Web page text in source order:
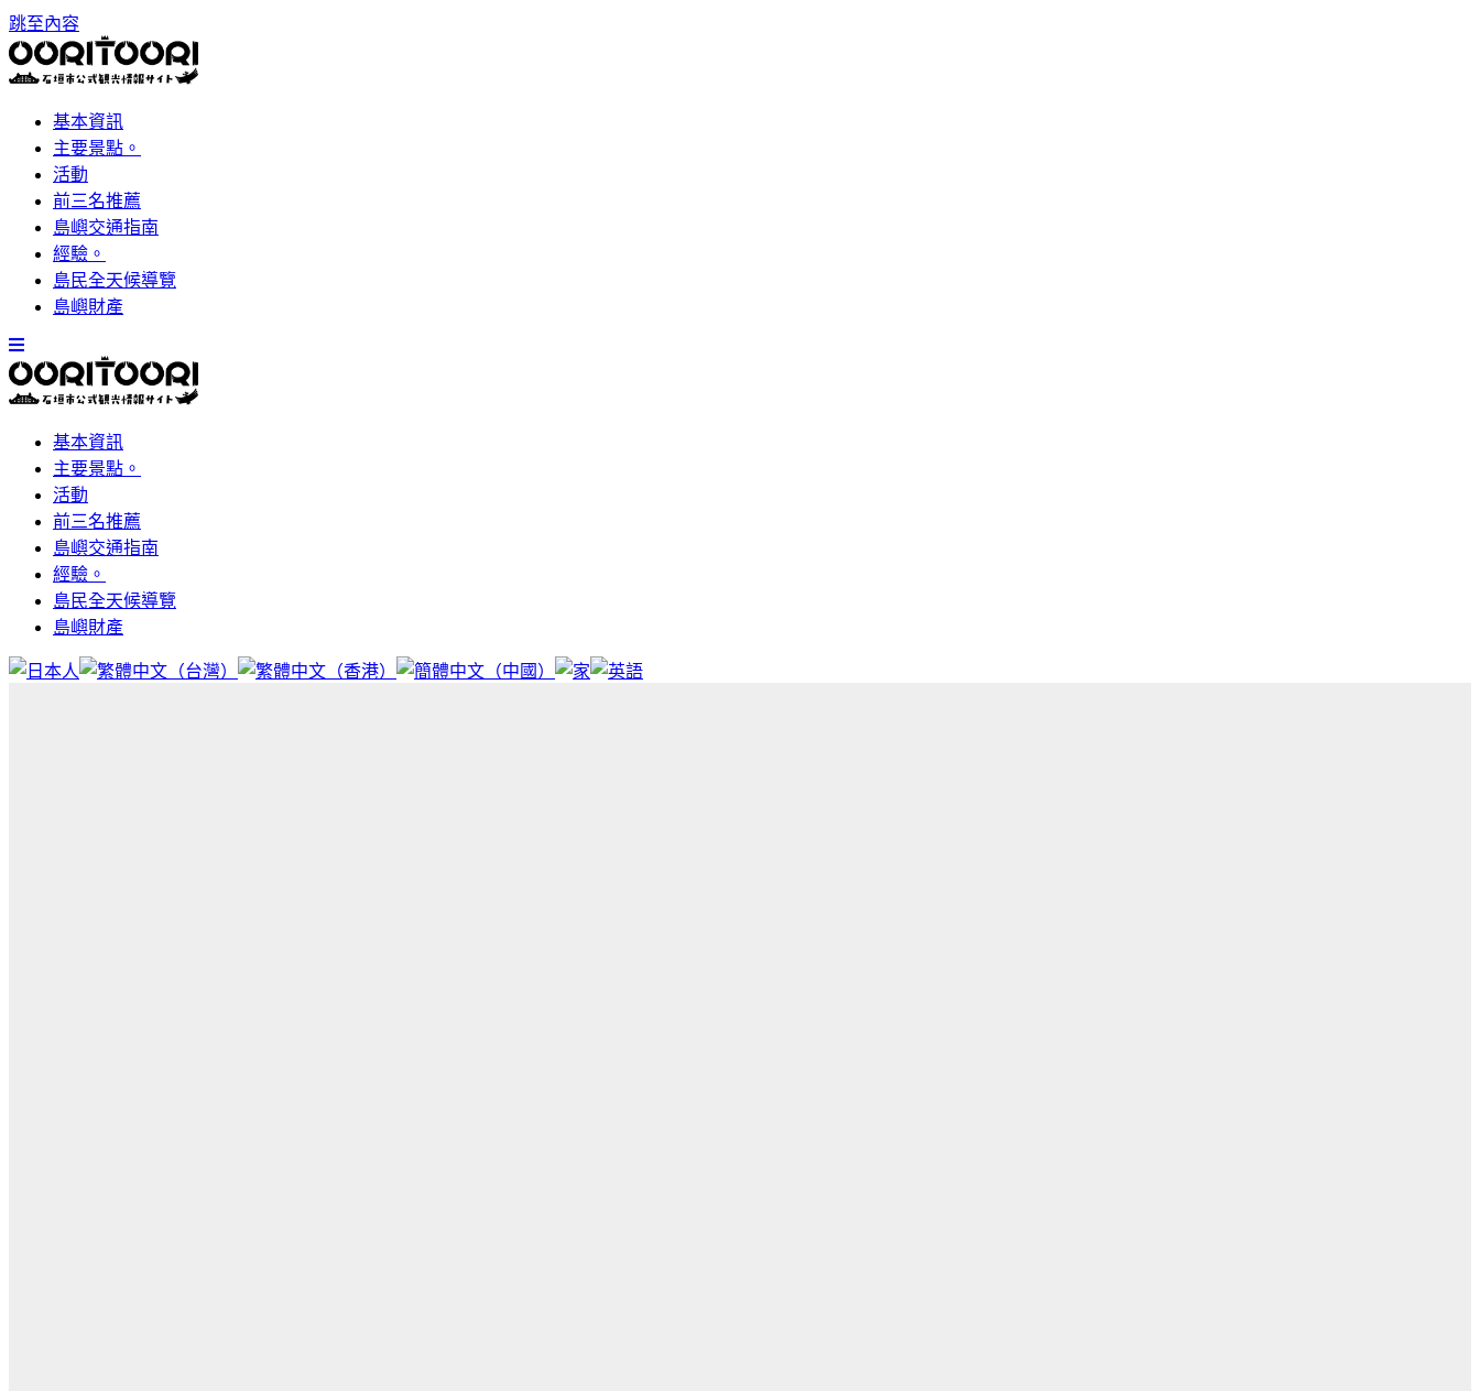
跳至內容
基本資訊
主要景點。
活動
前三名推薦
島嶼交通指南
經驗。
島民全天候導覽
島嶼財產
基本資訊
主要景點。
活動
前三名推薦
島嶼交通指南
經驗。
島民全天候導覽
島嶼財產